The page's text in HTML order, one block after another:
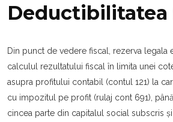
Deductibilitatea
Din punct de vedere fiscal, rezerva legala
calculul rezultatului fiscal în limita unei
asupra profitului contabil (contul 121) la
cu impozitul pe profit (rulaj cont 691),
cincea parte din capitalul social subscris și